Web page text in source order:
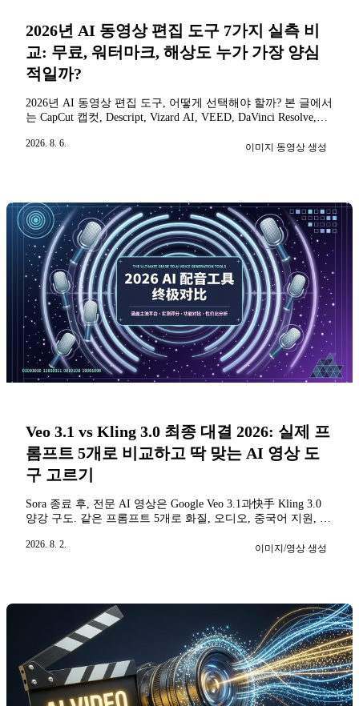
2026년 AI 동영상 편집 도구 7가지 실측 비
교: 무료, 워터마크, 해상도 누가 가장 양심
적일까?
2026년 AI 동영상 편집 도구, 어떻게 선택해야 할까? 본 글에서
는 CapCut 캡컷, Descript, Vizard AI, VEED, DaVinci Resolve,
조건, 워터마크 정책, 해상도 제한, AI 기능 커버리지, 중국 사
2026. 8. 6. 이미지 동영상 생성
Veo 3.1 vs Kling 3.0 최종 대결 2026: 실제 프
롬프트 5개로 비교하고 딱 맞는 AI 영상 도
구 고르기
Sora 종료 후, 전문 AI 영상은 Google Veo 3.1과快手 Kling 3.0
양강 구도. 같은 프롬프트 5개로 화질, 오디오, 중국어 지원, 비
기.
2026. 8. 2. 이미지/영상 생성